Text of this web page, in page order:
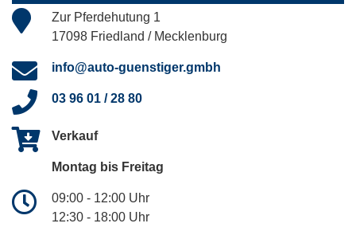
Zur Pferdehutung 1
17098 Friedland / Mecklenburg
info@auto-guenstiger.gmbh
03 96 01 / 28 80
Verkauf
Montag bis Freitag
09:00 - 12:00 Uhr
12:30 - 18:00 Uhr